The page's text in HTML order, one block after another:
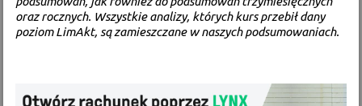
oraz rocznych. Wszystkie analizy, których kurs przebił dany
poziom LimAkt, są zamieszczane w naszych podsumowaniach.